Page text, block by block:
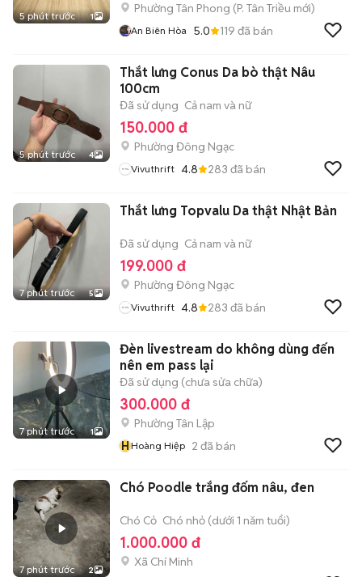
5 phút trước 1
Phường Tân Phong (P. Tân Triều mới)
An Biên Hòa 5.0 119 đã bán
5 phút trước 4
Thắt lưng Conus Da bò thật Nâu
100cm
Đã sử dụng Cả nam và nữ
150.000 đ
Phường Đông Ngạc
Vivuthrift 4.8 283 đã bán
7 phút trước 5
Thắt lưng Topvalu Da thật Nhật Bản
Đã sử dụng Cả nam và nữ
199.000 đ
Phường Đông Ngạc
Vivuthrift 4.8 283 đã bán
7 phút trước 1
Đèn livestream do không dùng đến
nên em pass lại
Đã sử dụng (chưa sửa chữa)
300.000 đ
Phường Tân Lập
HHoàng Hiệp 2 đã bán
7 phút trước 2
Chó Poodle trắng đốm nâu, đen
Chó Cỏ Chó nhỏ (dưới 1 năm tuổi)
1.000.000 đ
Xã Chí Minh